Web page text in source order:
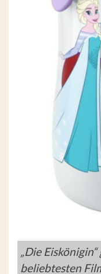
„Die
beliebtesten